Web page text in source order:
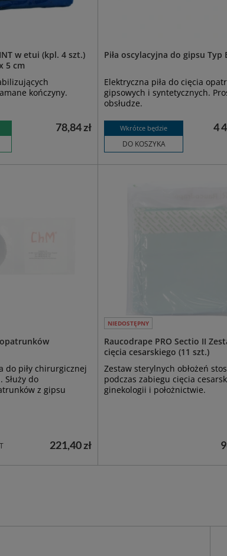
w etui (kpl. 4 szt.)
5 cm
kończyny.
78,84 zł
Piła oscylacyjna do gipsu Typ
Elektryczna piła do cięcia
gipsowych i syntetycznych.
obsłudze.
Wkrótce będzie
DO KOSZYKA
4
do piły chirurgicznej
Służy do
z gipsu
221,40 zł
NIEDOSTĘPNY
Raucodrape PRO Sectio II
cięcia cesarskiego (11 szt.)
Zestaw sterylnych obłożeń
podczas zabiegu cięcia
ginekologii i położnictwie.